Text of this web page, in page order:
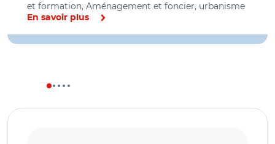
et formation, Aménagement et foncier, urbanisme
En savoir plus